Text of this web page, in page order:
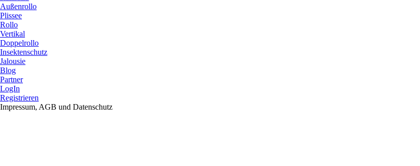
Außenrollo
Plissee
Rollo
Vertikal
Doppelrollo
Insektenschutz
Jalousie
Blog
Partner
LogIn
Registrieren
Impressum, AGB und Datenschutz